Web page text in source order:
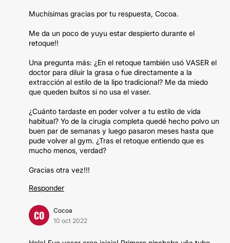
Muchísimas gracias por tu respuesta, Cocoa.
Me da un poco de yuyu estar despierto durante el
retoque!!
Una pregunta más: ¿En el retoque también usó VASER el
doctor para diluir la grasa o fue directamente a la
extracción al estilo de la lipo tradicional? Me da miedo
que queden bultos si no usa el vaser.
¿Cuánto tardaste en poder volver a tu estilo de vida
habitual? Yo de la cirugía completa quedé hecho polvo un
buen par de semanas y luego pasaron meses hasta que
pude volver al gym. ¿Tras el retoque entiendo que es
mucho menos, verdad?
Gracias otra vez!!!
Responder
CO
Cocoa
10 oct 2022